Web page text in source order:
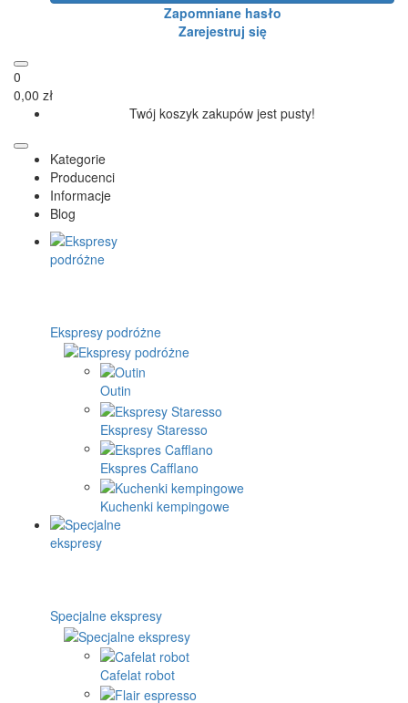
Zapomniane hasło
Zarejestruj się
0
0,00 zł
Twój koszyk zakupów jest pusty!
Kategorie
Producenci
Informacje
Blog
Ekspresy podróżne
Outin
Ekspresy Staresso
Ekspres Cafflano
Kuchenki kempingowe
Specjalne ekspresy
Cafelat robot